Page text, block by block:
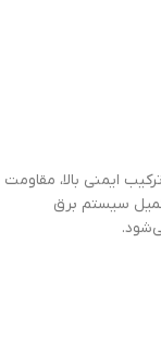
ایمنی بالا، مقاومت
سیستم برق